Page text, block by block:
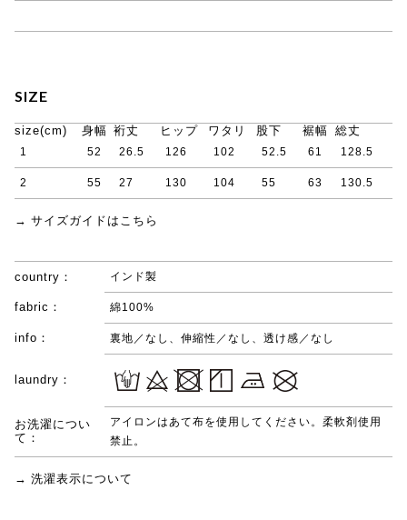
SIZE
size(cm) 身幅 裄丈 ヒップ ワタリ 股下 裾幅 総丈
1 52 26.5 126 102 52.5 61 128.5
2 55 27 130 104 55 63 130.5
→ サイズガイドはこちら
country： インド製
fabric： 綿100%
info： 裏地／なし、伸縮性／なし、透け感／なし
laundry：
お洗濯につい
て：
アイロンはあて布を使用してください。柔軟剤使用
禁止。
→ 洗濯表示について